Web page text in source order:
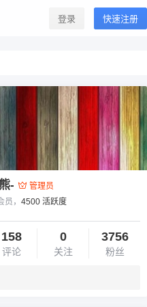
登录 快速注册
-
管理员
员， 4500 活跃度
158
评论
0
关注
3756
粉丝